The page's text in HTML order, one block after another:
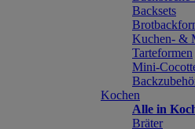
Backsets
Kuchen- &
Tarteformen
Mini-
Kochen
Alle in
Bräter